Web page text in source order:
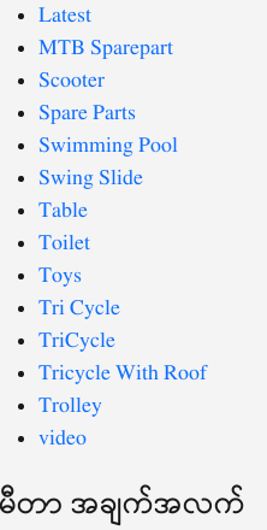
Latest
MTB Sparepart
Scooter
Spare Parts
Swimming Pool
Swing Slide
Table
Toilet
Toys
Tri Cycle
TriCycle
Tricycle With Roof
Trolley
video
မီတာ အချက်အလက်